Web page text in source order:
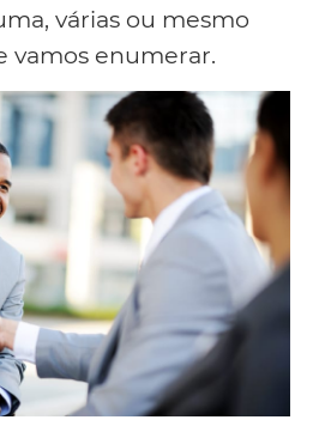
várias ou mesmo
vamos enumerar.